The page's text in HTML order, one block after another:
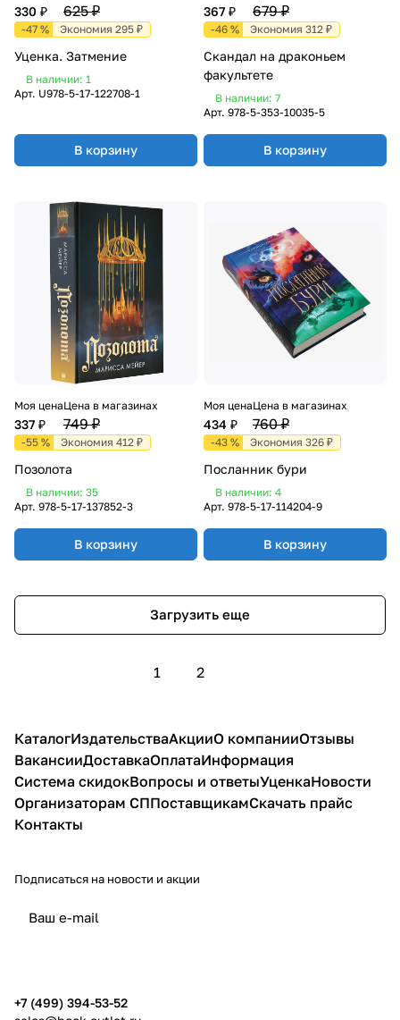
330 ₽ 625 ₽
-47 % Экономия 295 ₽
Уценка. Затмение
В наличии: 1
Арт. U978-5-17-122708-1
В корзину
367 ₽ 679 ₽
-46 % Экономия 312 ₽
Скандал на драконьем
факультете
В наличии: 7
Арт. 978-5-353-10035-5
В корзину
Моя цена
337 ₽
Цена в магазинах
749 ₽
-55 % Экономия 412 ₽
Позолота
В наличии: 35
Арт. 978-5-17-137852-3
В корзину
Моя цена
434 ₽
Цена в магазинах
760 ₽
-43 % Экономия 326 ₽
Посланник бури
В наличии: 4
Арт. 978-5-17-114204-9
В корзину
Загрузить еще
1 2
КаталогИздательстваАкцииО компанииОтзывы
ВакансииДоставкаОплатаИнформация
Система скидокВопросы и ответыУценкаНовости
Организаторам СППоставщикамСкачать прайс
Контакты
Подписаться на новости и акции
+7 (499) 394-53-52